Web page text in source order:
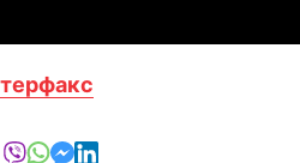
в Telegram
в Facebook
поделиться в X
отправить в Viber
отправить в Whatsapp
отправить в Messenger
отправить в LinkedIn